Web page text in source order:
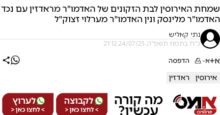
שמחת האירוסין לבת הזקונים של האדמו"ר מראדזין עם נכד
האדמו"ר מלינסק ונין האדמו"ר מערלוי זצוק"ל
נתי קאליש
כ"ח בתמוז תשפ"ה, 24/07/25 21:12
א+א- הדפסה
אירוסין ראדזין